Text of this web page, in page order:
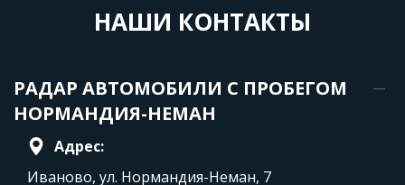
НАШИ КОНТАКТЫ
РАДАР АВТОМОБИЛИ С ПРОБЕГОМ
НОРМАНДИЯ-НЕМАН
Адрес:
Иваново, ул. Нормандия-Неман, 7